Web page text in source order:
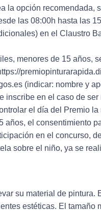
la opción recomendada,
las 08:00h hasta las
en el Claustro
menores de 15 años,
(indicar: nombre y
inscribe en el caso de
el día del Premio
años, el consentimiento
en el concurso,
sobre el niño, ya se
su material de pintura.
estéticas. El tamaño